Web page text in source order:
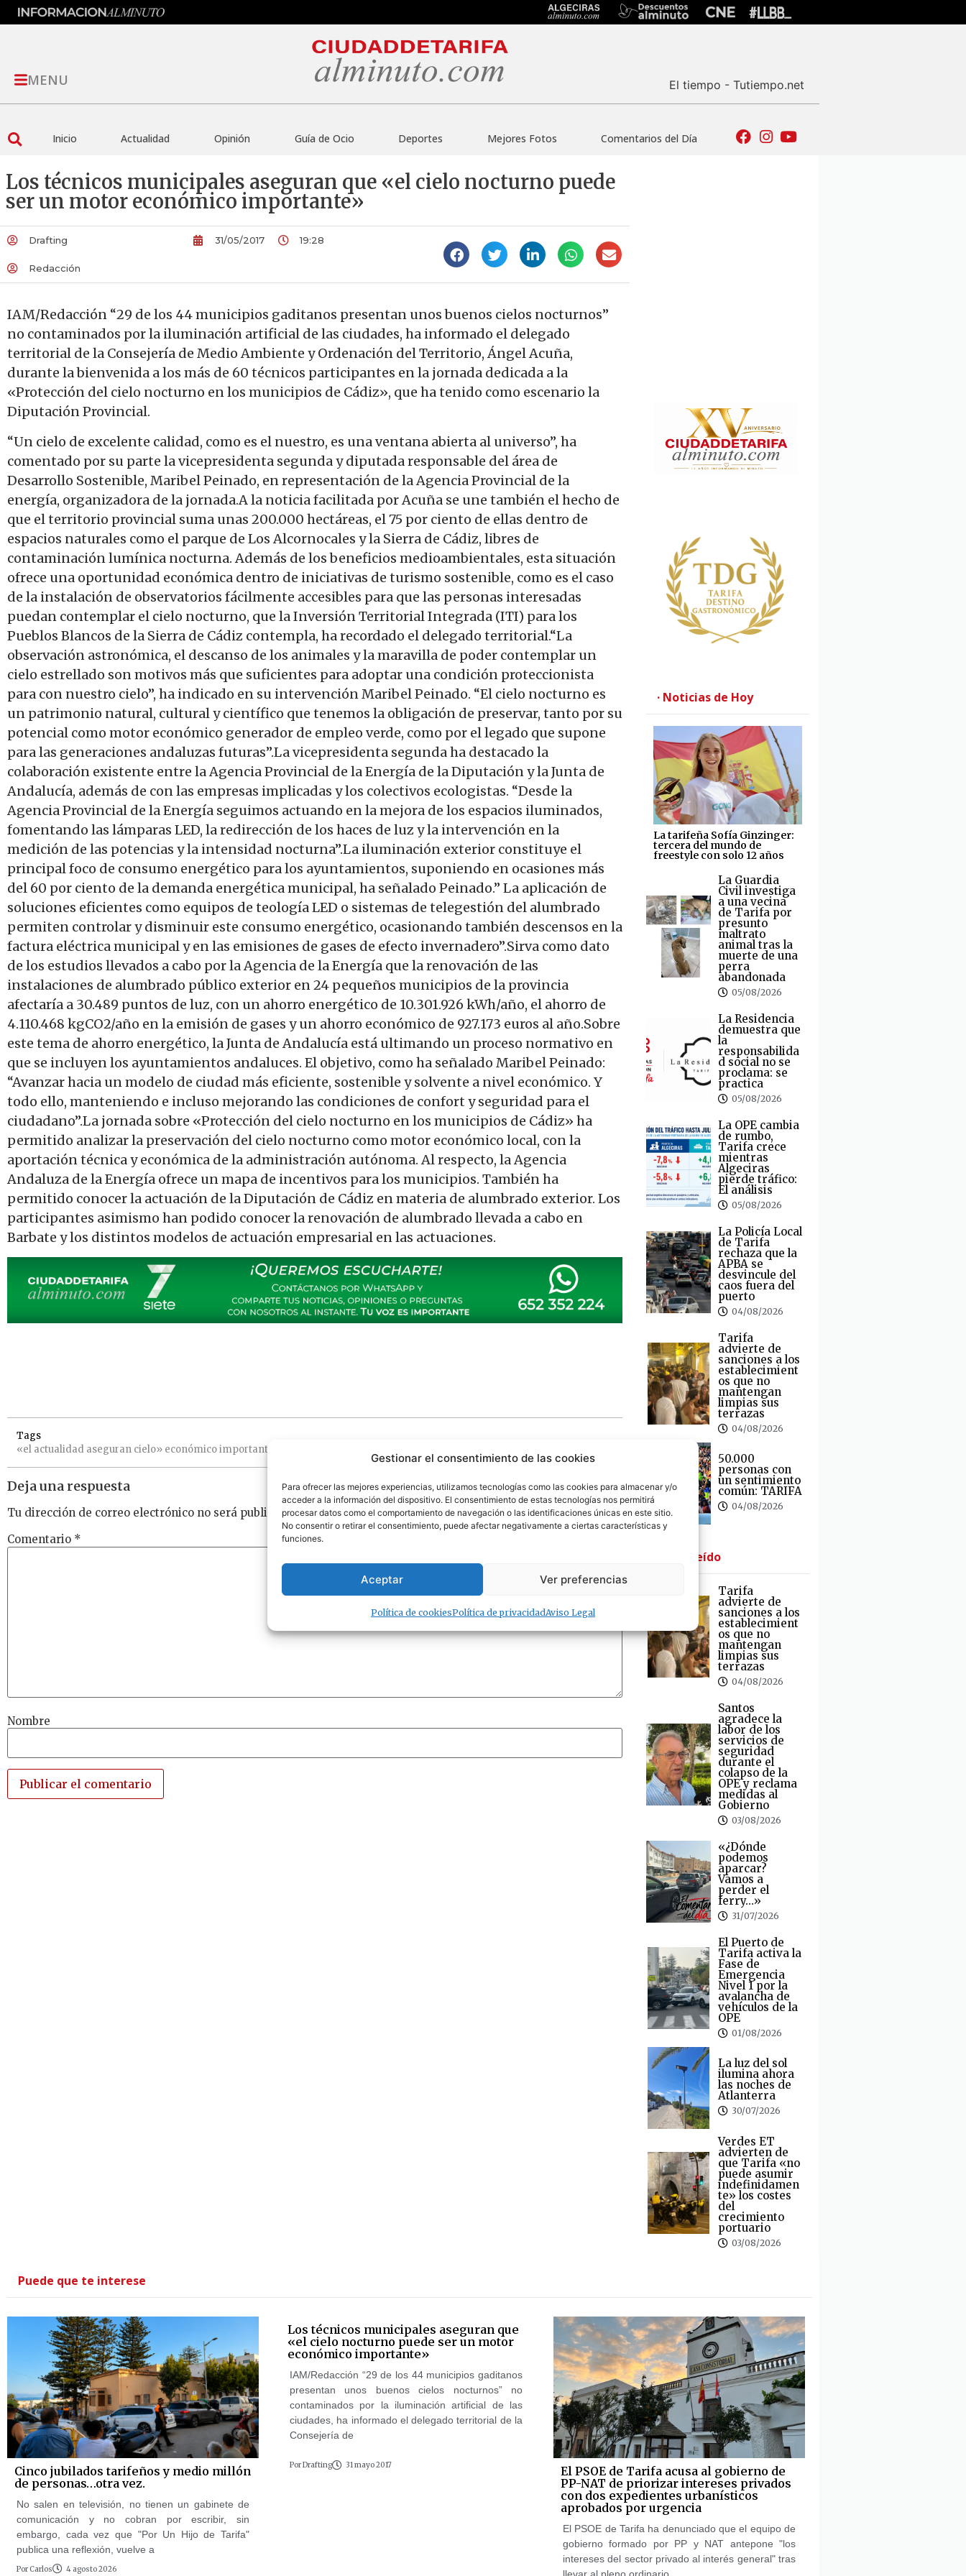
Gestionar el consentimiento de las cookies
Para ofrecer las mejores experiencias, utilizamos tecnologías como las cookies para almacenar y/o
acceder a la información del dispositivo. El consentimiento de estas tecnologías nos permitirá
procesar datos como el comportamiento de navegación o las identificaciones únicas en este sitio.
No consentir o retirar el consentimiento, puede afectar negativamente a ciertas características y
funciones.
Aceptar Ver preferencias
Política de cookiesPolítica de privacidadAviso Legal
MENU El tiempo - Tutiempo.net
Inicio Actualidad Opinión Guía de Ocio Deportes Mejores Fotos Comentarios del Día
Los técnicos municipales aseguran que «el cielo nocturno puede
ser un motor económico importante»
Drafting
Redacción
31/05/2017 19:28
IAM/Redacción “29 de los 44 municipios gaditanos presentan unos buenos cielos nocturnos”
no contaminados por la iluminación artificial de las ciudades, ha informado el delegado
territorial de la Consejería de Medio Ambiente y Ordenación del Territorio, Ángel Acuña,
durante la bienvenida a los más de 60 técnicos participantes en la jornada dedicada a la
«Protección del cielo nocturno en los municipios de Cádiz», que ha tenido como escenario la
Diputación Provincial.
“Un cielo de excelente calidad, como es el nuestro, es una ventana abierta al universo”, ha
comentado por su parte la vicepresidenta segunda y diputada responsable del área de
Desarrollo Sostenible, Maribel Peinado, en representación de la Agencia Provincial de la
energía, organizadora de la jornada.A la noticia facilitada por Acuña se une también el hecho de
que el territorio provincial suma unas 200.000 hectáreas, el 75 por ciento de ellas dentro de
espacios naturales como el parque de Los Alcornocales y la Sierra de Cádiz, libres de
contaminación lumínica nocturna. Además de los beneficios medioambientales, esta situación
ofrece una oportunidad económica dentro de iniciativas de turismo sostenible, como es el caso
de la instalación de observatorios fácilmente accesibles para que las personas interesadas
puedan contemplar el cielo nocturno, que la Inversión Territorial Integrada (ITI) para los
Pueblos Blancos de la Sierra de Cádiz contempla, ha recordado el delegado territorial.“La
observación astronómica, el descanso de los animales y la maravilla de poder contemplar un
cielo estrellado son motivos más que suficientes para adoptar una condición proteccionista
para con nuestro cielo”, ha indicado en su intervención Maribel Peinado. “El cielo nocturno es
un patrimonio natural, cultural y científico que tenemos la obligación de preservar, tanto por su
potencial como motor económico generador de empleo verde, como por el legado que supone
para las generaciones andaluzas futuras”.La vicepresidenta segunda ha destacado la
colaboración existente entre la Agencia Provincial de la Energía de la Diputación y la Junta de
Andalucía, además de con las empresas implicadas y los colectivos ecologistas. “Desde la
Agencia Provincial de la Energía seguimos actuando en la mejora de los espacios iluminados,
fomentando las lámparas LED, la redirección de los haces de luz y la intervención en la
medición de las potencias y la intensidad nocturna”.La iluminación exterior constituye el
principal foco de consumo energético para los ayuntamientos, suponiendo en ocasiones más
del 60 por ciento de la demanda energética municipal, ha señalado Peinado.” La aplicación de
soluciones eficientes como equipos de teología LED o sistemas de telegestión del alumbrado
permiten controlar y disminuir este consumo energético, ocasionando también descensos en la
factura eléctrica municipal y en las emisiones de gases de efecto invernadero”.Sirva como dato
de los estudios llevados a cabo por la Agencia de la Energía que la renovación de las
instalaciones de alumbrado público exterior en 24 pequeños municipios de la provincia
afectaría a 30.489 puntos de luz, con un ahorro energético de 10.301.926 kWh/año, el ahorro de
4.110.468 kgCO2/año en la emisión de gases y un ahorro económico de 927.173 euros al año.Sobre
este tema de ahorro energético, la Junta de Andalucía está ultimando un proceso normativo en
que se incluyen los ayuntamientos andaluces. El objetivo, como ha señalado Maribel Peinado:
“Avanzar hacia un modelo de ciudad más eficiente, sostenible y solvente a nivel económico. Y
todo ello, manteniendo e incluso mejorando las condiciones de confort y seguridad para el
ciudadano”.La jornada sobre «Protección del cielo nocturno en los municipios de Cádiz» ha
permitido analizar la preservación del cielo nocturno como motor económico local, con la
aportación técnica y económica de la administración autónoma. Al respecto, la Agencia
Andaluza de la Energía ofrece un mapa de incentivos para los municipios. También ha
permitido conocer la actuación de la Diputación de Cádiz en materia de alumbrado exterior. Los
participantes asimismo han podido conocer la renovación de alumbrado llevada a cabo en
Barbate y los distintos modelos de actuación empresarial en las actuaciones.
Tags
«el actualidad aseguran cielo» económicoimportante
Deja una respuesta
Tu dirección de correo electrónico no será publicada. Los campos obligatorios están marcados con*
Comentario *
Nombre
· Noticias de Hoy
La tarifeña Sofía Ginzinger:
tercera del mundo de
freestyle con solo 12 años
La Guardia
Civil investiga
a una vecina
de Tarifa por
presunto
maltrato
animal tras la
muerte de una
perra
abandonada
05/08/2026
La Residencia
demuestra que
la
responsabilida
d social no se
proclama: se
practica
05/08/2026
La OPE cambia
de rumbo,
Tarifa crece
mientras
Algeciras
pierde tráfico:
El análisis
05/08/2026
La Policía Local
de Tarifa
rechaza que la
APBA se
desvincule del
caos fuera del
puerto
04/08/2026
Tarifa
advierte de
sanciones a los
establecimient
os que no
mantengan
limpias sus
terrazas
04/08/2026
50.000
personas con
un sentimiento
común: TARIFA
04/08/2026
· Lo + Leído
Tarifa
advierte de
sanciones a los
establecimient
os que no
mantengan
limpias sus
terrazas
04/08/2026
Santos
agradece la
labor de los
servicios de
seguridad
durante el
colapso de la
OPE y reclama
medidas al
Gobierno
03/08/2026
«¿Dónde
podemos
aparcar?
Vamos a
perder el
ferry…»
31/07/2026
El Puerto de
Tarifa activa la
Fase de
Emergencia
Nivel 1 por la
avalancha de
vehículos de la
OPE
01/08/2026
La luz del sol
ilumina ahora
las noches de
Atlanterra
30/07/2026
Verdes ET
advierten de
que Tarifa «no
puede asumir
indefinidamen
te» los costes
del
crecimiento
portuario
03/08/2026
Puede que te interese
Cinco jubilados tarifeños y medio millón
de personas…otra vez.
No salen en televisión, no tienen un gabinete de
comunicación y no cobran por escribir, sin
embargo, cada vez que "Por Un Hijo de Tarifa"
publica una reflexión, vuelve a
Por Carlos 4 agosto 2026
Los técnicos municipales aseguran que
«el cielo nocturno puede ser un motor
económico importante»
IAM/Redacción “29 de los 44 municipios gaditanos
presentan unos buenos cielos nocturnos” no
contaminados por la iluminación artificial de las
ciudades, ha informado el delegado territorial de la
Consejería de
PorDrafting 31 mayo 2017
El PSOE de Tarifa acusa al gobierno de
PP-NAT de priorizar intereses privados
con dos expedientes urbanísticos
aprobados por urgencia
El PSOE de Tarifa ha denunciado que el equipo de
gobierno formado por PP y NAT antepone "los
intereses del sector privado al interés general" tras